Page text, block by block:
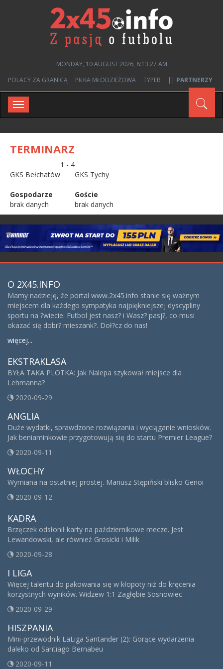
MONDAY, 10 AUGUST 2026, 8:13:27 AM
POLACY ZA GRANICĄ
PIŁKA MŁODZIEŻOWA TYPER || PARTNERZY
Toggle
navigation
TERMINARZ
1 - 4
GKS Bełchatów
GKS Tychy
Gospodarze
brak danych
Goście
brak danych
O 2X45.INFO
Mamy nadzieję, że portal www.2x45.info stanie się ważnym
miejscem dla każdego sympatyka najpiękniejszej dyscypliny
sportu na ?wiecie. Futbol jest nasz? i Wasz? pasj?, co musi
okazać się dobr? mieszank?. Doł?cz do nas!
więcej...
EKSTRAKLASA
BYŁA TAKA PLOTKA: Jak Nalepa szykował miejsce dla
Lehmanna?
2020-09-29
ANGLIA
Duże wydatki, sprawdzone rozwiązania i wyciąganie wniosków.
Jak beniaminkowie przygotowują się do startu Premier League?
2020-09-11
WŁOCHY
Wymiana na ostatniej prostej. Mariusz Stępiński blisko Genoi
2020-09-12
KADRA
Brzęczek odsłonił karty na październikowe mecze. Jest
Lewandowski, ale również Grosicki i Milik
2020-09-28
I LIGA
Więcej talentu do pakowania się w kłopoty niż do kręcenia
korzystnych wyników. Widzew 1:1 Zagłębie Sosnowiec
2020-09-29
HISZPANIA
Mini-przewodnik LaLiga Santander (2): Gorące wydarzenia
daleko od Santiago Bernabeu
2020-09-11